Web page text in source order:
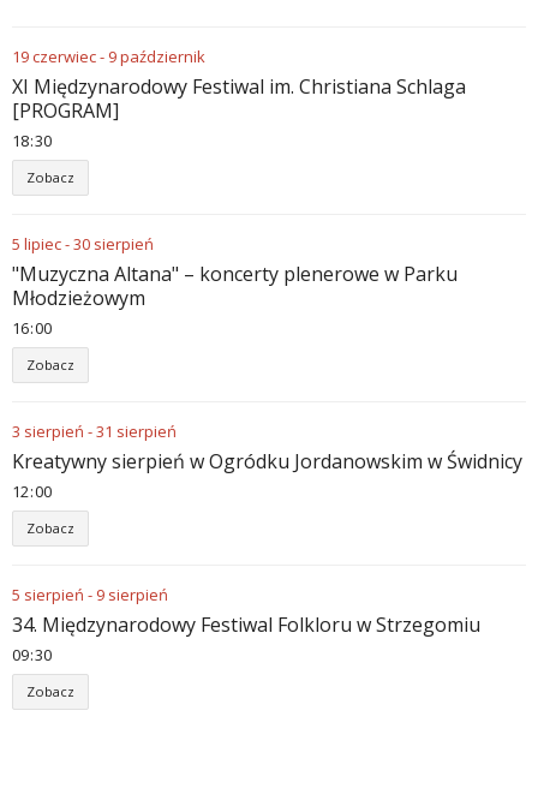
19czerwiec- 9październik
XI Międzynarodowy Festiwal im. Christiana Schlaga
[PROGRAM]
18:30
Zobacz
5 lipiec-30 sierpień
"Muzyczna Altana" – koncerty plenerowe w Parku
Młodzieżowym
16:00
Zobacz
3 sierpień -31 sierpień
Kreatywny sierpień w Ogródku Jordanowskim w Świdnicy
12:00
Zobacz
5 sierpień - 9 sierpień
34. Międzynarodowy Festiwal Folkloru w Strzegomiu
09:30
Zobacz